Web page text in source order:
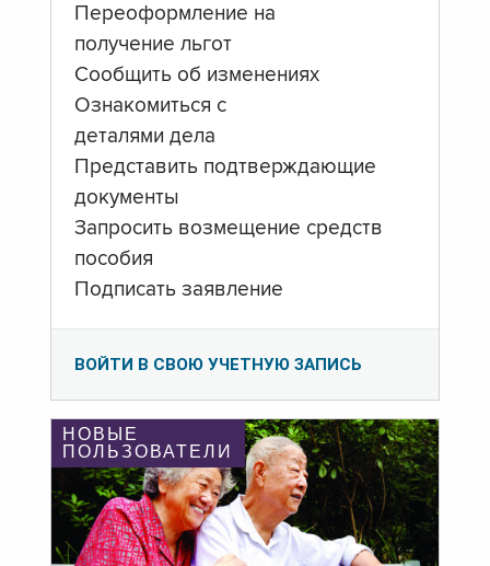
Переоформление на
получение льгот
Сообщить об изменениях
Ознакомиться с
деталями дела
Представить подтверждающие
документы
Запросить возмещение средств
пособия
Подписать заявление
ВОЙТИ В СВОЮ УЧЕТНУЮ ЗАПИСЬ
НОВЫЕ
ПОЛЬЗОВАТЕЛИ